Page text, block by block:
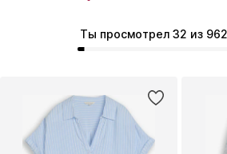
Ты просмотрел 32 из